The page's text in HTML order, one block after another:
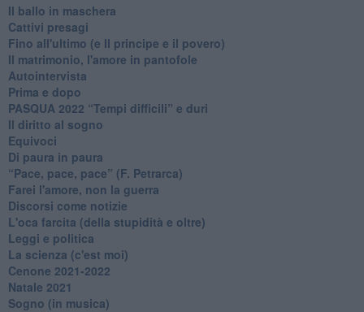
Il ballo in maschera
Cattivi presagi
Fino all'ultimo (e Il principe e il povero)
Il matrimonio, l'amore in pantofole
Autointervista
Prima e dopo
​PASQUA 2022 “Tempi difficili” e duri
Il diritto al sogno
Equivoci
Di paura in paura
​“Pace, pace, pace” (F. Petrarca)
Farei l'amore, non la guerra
Discorsi come notizie
L'oca farcita (della stupidità e oltre)
Leggi e politica
La scienza (c'est moi)
Cenone 2021-2022
Natale 2021
Sogno (in musica)